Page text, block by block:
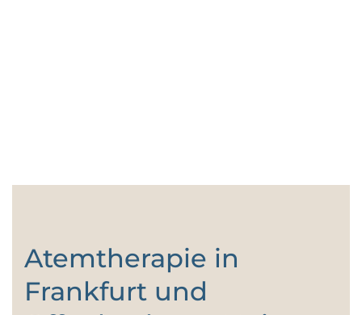
Atemtherapie in
Frankfurt und